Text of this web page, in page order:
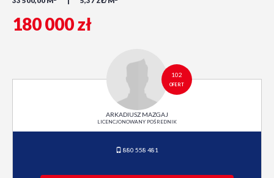
180 000 zł
102
OFERT
ARKADIUSZ MAZGAJ
LICENCJONOWANY POŚREDNIK
880 558 481